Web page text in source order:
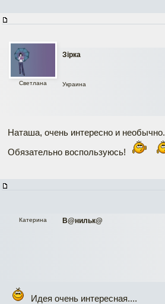
Зірка
Светлана Украина
Наташа, очень интересно и необычно.
Обязательно воспользуюсь!
В@нильк@
Катерина
Идея очень интересная....